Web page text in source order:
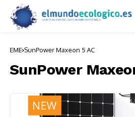
EME SunPower Maxeon 5 AC
SunPower